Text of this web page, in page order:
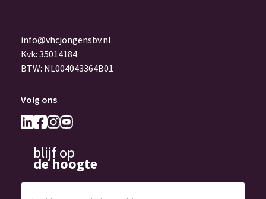
info@vhcjongensbv.nl
Kvk: 35014184
BTW: NL004043364B01
Volg ons
blijf op
de hoogte